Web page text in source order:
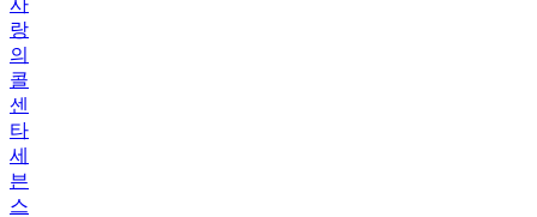
랑
의
콜
센
타
세
븐
스